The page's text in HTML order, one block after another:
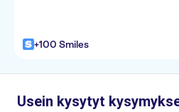
+100 Smiles
Usein kysytyt